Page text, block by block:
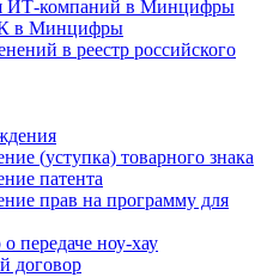
ИТ-компаний в Минцифры
в Минцифры
в реестр российского
(уступка) товарного знака
патента
прав на программу для
передаче ноу-хау
договор